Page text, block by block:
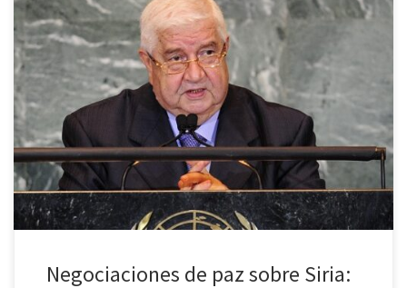
El pasado martes 22 de enero comenzó en Montreux, Suiza, la
segunda cumbre de paz internacional sobre Siria bautizada como
Ginebra II. La convención reunió a representantes del gobierno y
de la oposición siria, a 39 países, la ONU y la Liga Árabe. El
principal resultado de la cita ha […]
Negociaciones de paz sobre Siria: